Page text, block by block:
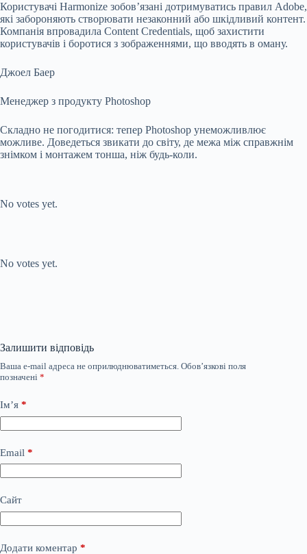
Користувачі Harmonize зобов’язані дотримуватись правил Adobe,
які забороняють створювати незаконний або шкідливий контент.
Компанія впровадила Content Credentials, щоб захистити
користувачів і боротися з зображеннями, що вводять в оману.
Джоел Баер
Менеджер з продукту Photoshop
Складно не погодитися: тепер Photoshop унеможливлює
можливе. Доведеться звикати до світу, де межа між справжнім
знімком і монтажем тонша, ніж будь-коли.
No votes yet.
No votes yet.
Залишити відповідь
Ваша e-mail адреса не оприлюднюватиметься. Обов’язкові поля
позначені *
Ім’я *
Email *
Сайт
Додати коментар *